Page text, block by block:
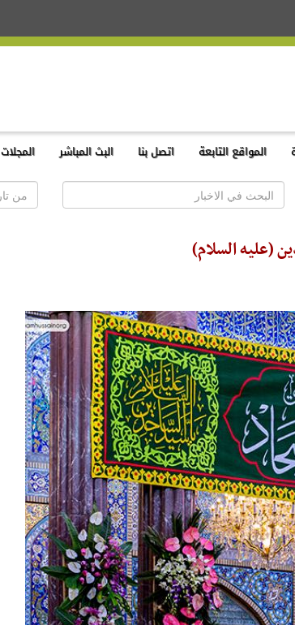
المواقع التابعة اتصل بنا البث المباشر المجلات
(عليه السلام)